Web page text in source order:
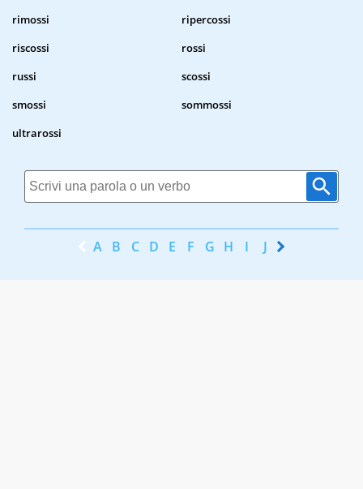
rimossi
ripercossi
riscossi
rossi
russi
scossi
smossi
sommossi
ultrarossi
A B C D E F G H I J K